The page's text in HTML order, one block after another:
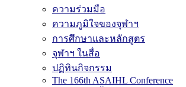
ความร่วมมือ
ความภูมิใจของจุฬาฯ
การศึกษาและหลักสูตร
จุฬาฯ ในสื่อ
ปฏิทินกิจกรรม
The 166th ASAIHL Conference